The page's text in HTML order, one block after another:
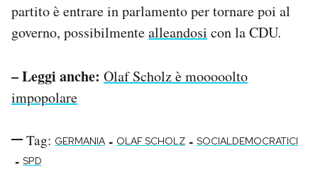
partito è entrare in parlamento per tornare poi al
governo, possibilmentealleandosi con la CDU.
– Leggi anche: Olaf Scholz è mooooolto
impopolare
Tag: GERMANIA - OLAF SCHOLZ - SOCIALDEMOCRATICI
- SPD